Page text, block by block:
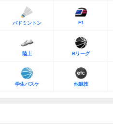
バドミントン F1
陸上 Bリーグ
学生バスケ 他競技